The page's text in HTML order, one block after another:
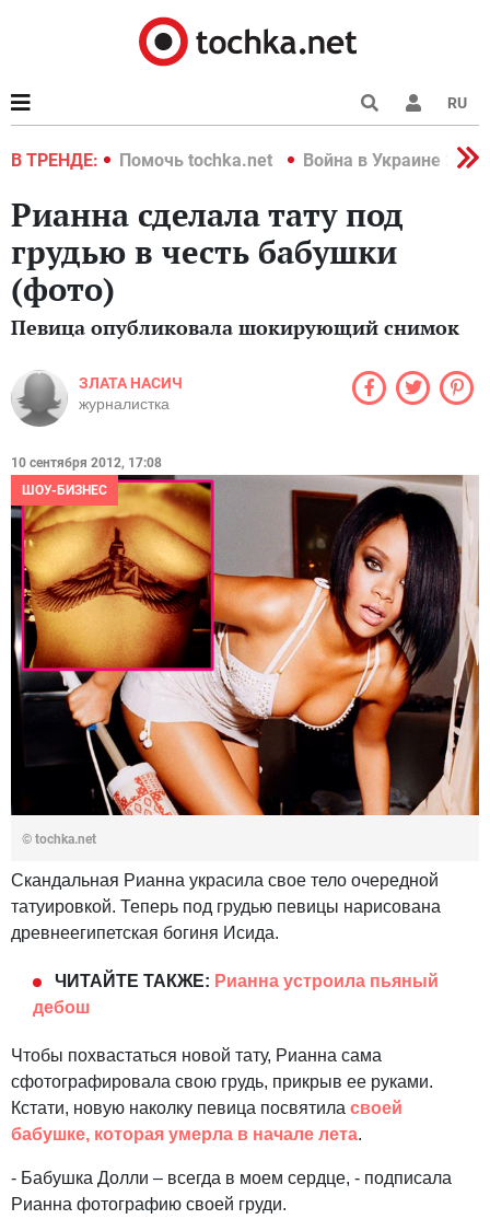
RU
В ТРЕНДЕ:
2022 Помочь tochka.net Война в Украине 2022
Рианна сделала тату под
грудью в честь бабушки
(фото)
Певица опубликовала шокирующий снимок
ЗЛАТА НАСИЧ
журналистка
10 сентября 2012, 17:08
ШОУ-БИЗНЕС
© tochka.net
Скандальная Рианна украсила свое тело очередной
татуировкой. Теперь под грудью певицы нарисована
древнеегипетская богиня Исида.
ЧИТАЙТЕ ТАКЖЕ: Рианна устроила пьяный
дебош
Чтобы похвастаться новой тату, Рианна сама
сфотографировала свою грудь, прикрыв ее руками.
Кстати, новую наколку певица посвятила своей
бабушке, которая умерла в начале лета.
- Бабушка Долли – всегда в моем сердце, - подписала
Рианна фотографию своей груди.